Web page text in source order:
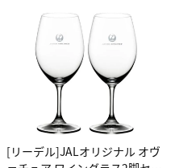
[リーデル]JALオリジナル オヴ